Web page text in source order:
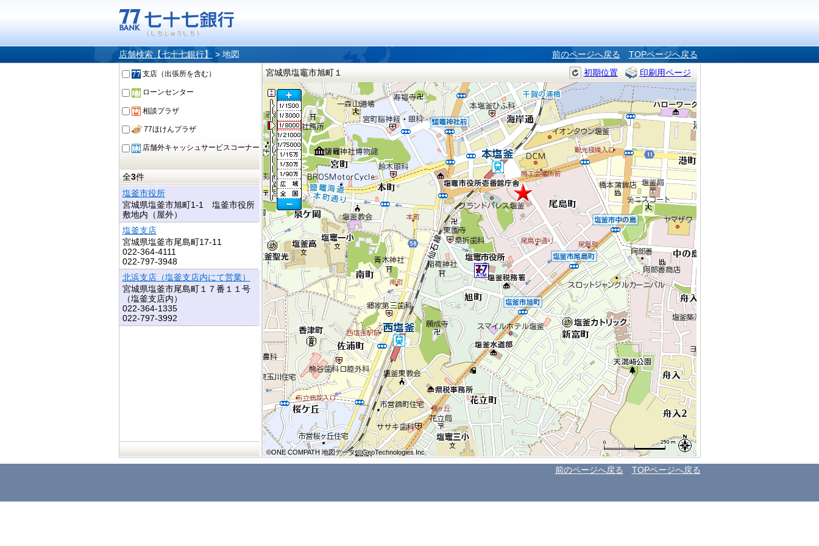
店舗検索【七十七銀行】 > 地図 前のページへ戻る TOPページへ戻る
支店（出張所を含む）
ローンセンター
相談プラザ
77ほけんプラザ
店舗外キャッシュサービスコーナー
全3件
塩釜市役所
宮城県塩釜市旭町1-1 塩釜市役所
敷地内（屋外）
塩釜支店
宮城県塩釜市尾島町17‐11
022-364-4111
022-797-3948
北浜支店（塩釜支店内にて営業）
宮城県塩釜市尾島町１７番１１号
（塩釜支店内）
022-364-1335
022-797-3992
宮城県塩竈市旭町１ 初期位置 印刷用ページ
©ONE COMPATH 地図データ ©GeoTechnologies Inc.
©ONE COMPATH 地図データ ©GeoTechnologies Inc.
©ONE COMPATH 地図データ ©GeoTechnologies Inc.
©ONE COMPATH 地図データ ©GeoTechnologies Inc.
©ONE COMPATH 地図データ ©GeoTechnologies Inc.
©ONE COMPATH 地図データ ©GeoTechnologies Inc.
©ONE COMPATH 地図データ ©GeoTechnologies Inc.
©ONE COMPATH 地図データ ©GeoTechnologies Inc.
©ONE COMPATH 地図データ ©GeoTechnologies Inc.
前のページへ戻る TOPページへ戻る